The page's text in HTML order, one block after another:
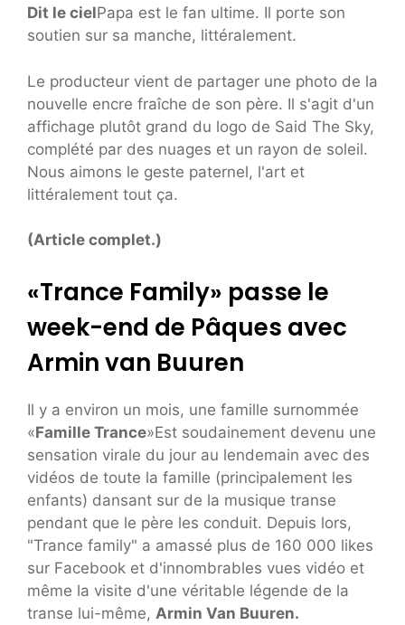
Dit le cielPapa est le fan ultime. Il porte son
soutien sur sa manche, littéralement.
Le producteur vient de partager une photo de la
nouvelle encre fraîche de son père. Il s'agit d'un
affichage plutôt grand du logo de Said The Sky,
complété par des nuages ​​et un rayon de soleil.
Nous aimons le geste paternel, l'art et
littéralement tout ça.
(Article complet.)
«Trance Family» passe le
week-end de Pâques avec
Armin van Buuren
Il y a environ un mois, une famille surnommée
«Famille Trance»Est soudainement devenu une
sensation virale du jour au lendemain avec des
vidéos de toute la famille (principalement les
enfants) dansant sur de la musique transe
pendant que le père les conduit. Depuis lors,
"Trance family" a amassé plus de 160 000 likes
sur Facebook et d'innombrables vues vidéo et
même la visite d'une véritable légende de la
transe lui-même, Armin Van Buuren.